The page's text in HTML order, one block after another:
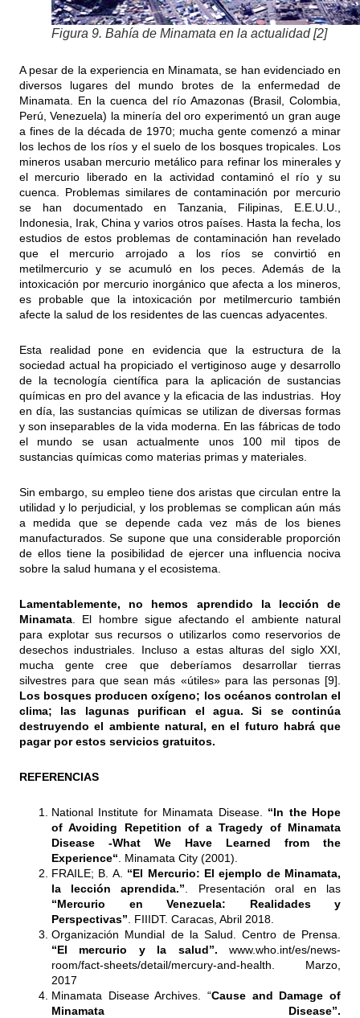
Figura 9. Bahía de Minamata en la actualidad [2]
A pesar de la experiencia en Minamata, se han evidenciado en
diversos lugares del mundo brotes de la enfermedad de
Minamata. En la cuenca del río Amazonas (Brasil, Colombia,
Perú, Venezuela) la minería del oro experimentó un gran auge
a fines de la década de 1970; mucha gente comenzó a minar
los lechos de los ríos y el suelo de los bosques tropicales. Los
mineros usaban mercurio metálico para refinar los minerales y
el mercurio liberado en la actividad contaminó el río y su
cuenca. Problemas similares de contaminación por mercurio
se han documentado en Tanzania, Filipinas, E.E.U.U.,
Indonesia, Irak, China y varios otros países. Hasta la fecha, los
estudios de estos problemas de contaminación han revelado
que el mercurio arrojado a los ríos se convirtió en
metilmercurio y se acumuló en los peces. Además de la
intoxicación por mercurio inorgánico que afecta a los mineros,
es probable que la intoxicación por metilmercurio también
afecte la salud de los residentes de las cuencas adyacentes.
Esta realidad pone en evidencia que la estructura de la
sociedad actual ha propiciado el vertiginoso auge y desarrollo
de la tecnología científica para la aplicación de sustancias
químicas en pro del avance y la eficacia de las industrias. Hoy
en día, las sustancias químicas se utilizan de diversas formas
y son inseparables de la vida moderna. En las fábricas de todo
el mundo se usan actualmente unos 100 mil tipos de
sustancias químicas como materias primas y materiales.
Sin embargo, su empleo tiene dos aristas que circulan entre la
utilidad y lo perjudicial, y los problemas se complican aún más
a medida que se depende cada vez más de los bienes
manufacturados. Se supone que una considerable proporción
de ellos tiene la posibilidad de ejercer una influencia nociva
sobre la salud humana y el ecosistema.
Lamentablemente, no hemos aprendido la lección de
Minamata . El hombre sigue afectando el ambiente natural
para explotar sus recursos o utilizarlos como reservorios de
desechos industriales. Incluso a estas alturas del siglo XXI,
mucha gente cree que deberíamos desarrollar tierras
silvestres para que sean más «útiles» para las personas [9].
Los bosques producen oxígeno; los océanos controlan el
clima; las lagunas purifican el agua. Si se continúa
destruyendo el ambiente natural, en el futuro habrá que
pagar por estos servicios gratuitos.
REFERENCIAS
National Institute for Minamata Disease. “In the Hope
of Avoiding Repetition of a Tragedy of Minamata
Disease -What We Have Learned from the
Experience“ . Minamata City (2001).
FRAILE; B. A.
“El Mercurio: El ejemplo de Minamata,
la lección aprendida.” . Presentación oral en las
“Mercurio en Venezuela: Realidades y
Perspectivas” . FIIIDT. Caracas, Abril 2018.
Organización Mundial de la Salud. Centro de Prensa.
“El mercurio y la salud”. www.who.int/es/news-
room/fact-sheets/detail/mercury-and-health . Marzo,
2017
Minamata Disease Archives. “Cause and Damage of
Minamata Disease”.